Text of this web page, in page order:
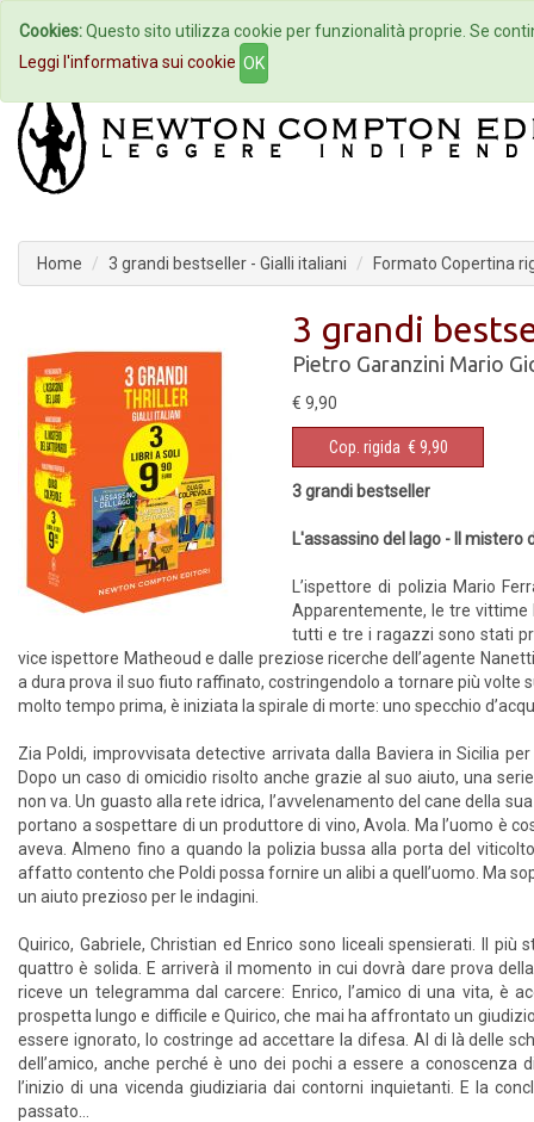
Home Autori Eventi
Home 3 grandi bestseller - Gialli italiani Formato Copertina
3 grandi
Pietro Garanzini Mario
€ 9,90
Cop. rigida € 9,90
3 grandi bestseller
L'assassino del lago - Il mistero
L’ispettore di polizia Mario
Apparentemente, le tre vittime
tutti e tre i ragazzi sono stati
vice ispettore Matheoud e dalle preziose ricerche dell’agente
a dura prova il suo fiuto raffinato, costringendolo a tornare più volte
molto tempo prima, è iniziata la spirale di morte: uno specchio
Zia Poldi, improvvisata detective arrivata dalla Baviera in Sicilia
Dopo un caso di omicidio risolto anche grazie al suo aiuto, una
non va. Un guasto alla rete idrica, l’avvelenamento del cane della
portano a sospettare di un produttore di vino, Avola. Ma l’uomo è
aveva. Almeno fino a quando la polizia bussa alla porta del
affatto contento che Poldi possa fornire un alibi a quell’uomo. Ma
un aiuto prezioso per le indagini.
Quirico, Gabriele, Christian ed Enrico sono liceali spensierati. Il
quattro è solida. E arriverà il momento in cui dovrà dare prova
riceve un telegramma dal carcere: Enrico, l’amico di una vita, è
prospetta lungo e difficile e Quirico, che mai ha affrontato un
essere ignorato, lo costringe ad accettare la difesa. Al di là delle
dell’amico, anche perché è uno dei pochi a essere a
l’inizio di una vicenda giudiziaria dai contorni inquietanti. E la
passato…
Cookies:Questo sito utilizza cookie per funzionalità proprie. Se
Leggi l'informativa sui cookie OK